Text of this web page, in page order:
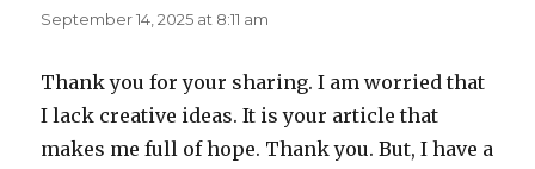
September 14, 2025 at 8:11 am
Thank you for your sharing. I am worried that
I lack creative ideas. It is your article that
makes me full of hope. Thank you. But, I have a